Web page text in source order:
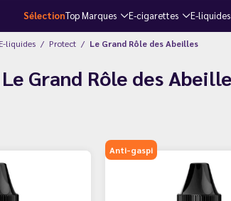
SélectionTop Marques E-cigarettes E-liquides
E-liquides Protect Le Grand Rôle des Abeilles
Grand Rôle des
Anti-gaspi